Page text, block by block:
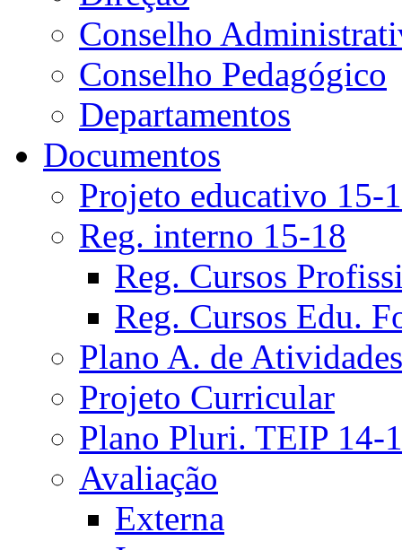
Conselho
Conselho Pedagógico
Departamentos
Documentos
Projeto educativo 15-
Reg. interno 15-18
Reg. Cursos
Reg. Cursos Edu.
Plano A. de Atividades
Projeto Curricular
Plano Pluri. TEIP 14-
Avaliação
Externa